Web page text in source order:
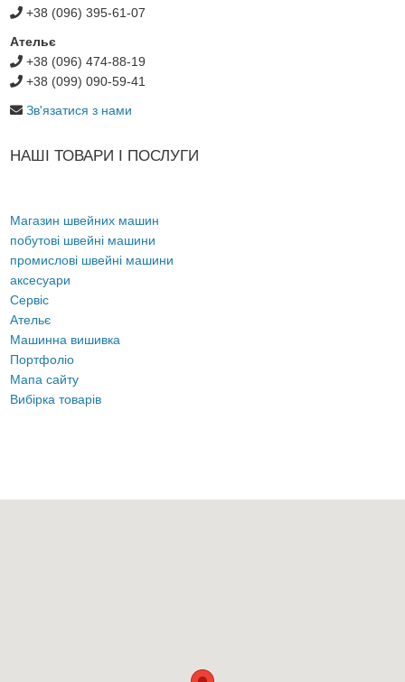
+38 (096) 395-61-07
Ательє
+38 (096) 474-88-19
+38 (099) 090-59-41
Зв'язатися з нами
НАШІ ТОВАРИ І ПОСЛУГИ
Магазин швейних машин
побутові швейні машини
промислові швейні машини
аксесуари
Сервіс
Ательє
Машинна вишивка
Портфоліо
Мапа сайту
Вибірка товарів